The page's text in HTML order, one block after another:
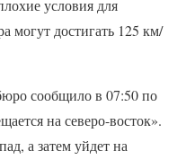
условия для
могут достигать 125 км/
сообщило в 07:50 по
на северо-восток».
а затем уйдет на